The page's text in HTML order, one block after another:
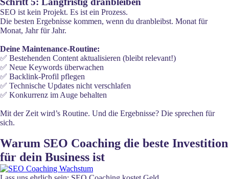
SEO ist kein Projekt. Es ist ein Prozess.
Die besten Ergebnisse kommen, wenn du dranbleibst. Monat für
Monat, Jahr für Jahr.
Deine Maintenance-Routine:
✅ Bestehenden Content aktualisieren (bleibt relevant!)
✅ Neue Keywords überwachen
✅ Backlink-Profil pflegen
✅ Technische Updates nicht verschlafen
✅ Konkurrenz im Auge behalten
Mit der Zeit wird’s Routine. Und die Ergebnisse? Die sprechen für
sich.
Warum SEO Coaching die beste Investition
für dein Business ist